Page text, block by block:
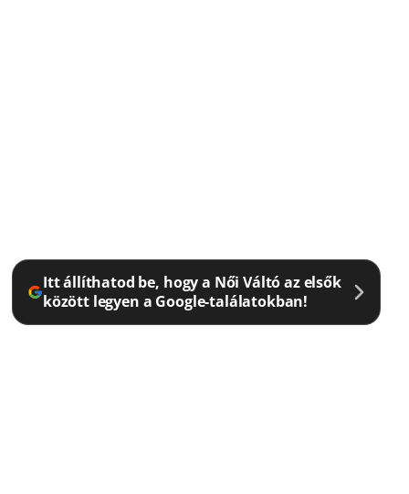
Itt állíthatod be, hogy a Női Váltó az elsők
között legyen a Google-találatokban!